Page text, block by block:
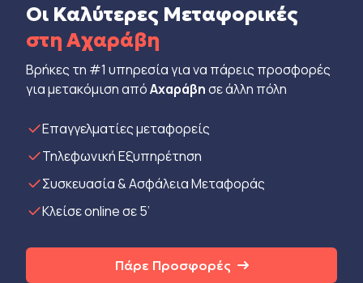
Οι Καλύτερες Μεταφορικές
στη Αχαράβη
Βρήκες τη #1 υπηρεσία για να πάρεις προσφορές
για μετακόμιση απόΑχαράβησε άλλη πόλη
Eπαγγελματίες μεταφορείς
Τηλεφωνική Εξυπηρέτηση
Συσκευασία & Ασφάλεια Μεταφοράς
Κλείσε online σε 5’
Πάρε Προσφορές